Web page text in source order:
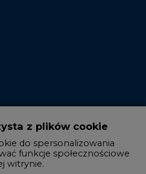
z plików cookie
do spersonalizowania
funkcje społecznościowe
witrynie.